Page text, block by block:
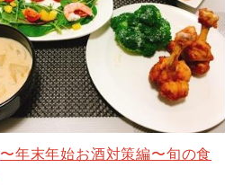
〜年末年始お酒対策編〜旬の食